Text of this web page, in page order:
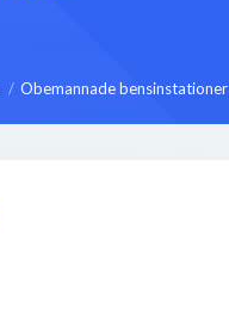
Obemannade bensinstationer